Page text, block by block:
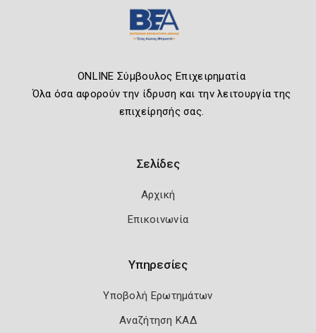
ONLINE Σύμβουλος Επιχειρηματία
Όλα όσα αφορούν την ίδρυση και την λειτουργία της
επιχείρησής σας.
Σελίδες
Αρχική
Επικοινωνία
Υπηρεσίες
Υποβολή Ερωτημάτων
Αναζήτηση ΚΑΔ